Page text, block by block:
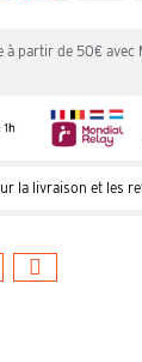
partir de 50€ avec
la livraison et les